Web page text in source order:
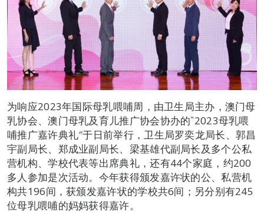
为响应2023年国际母乳喂哺周，由卫生局主办，澳门母
乳协会、澳门母乳及育儿推广协会协办的‶2023母乳喂
哺推广嘉许典礼″于日前举行，卫生局罗奕龙局长、郭昌
宇副局长、郑成业副局长、梁基雄代副局长及多个公私
营机构、学校代表等出席典礼，还有44个家庭，约200
多人参加是次活动。今年获得颁发嘉许状的公、私营机
构共196间，获颁发嘉许状的学校共6间；另分别有245
位母乳喂哺的妈妈获得嘉许。